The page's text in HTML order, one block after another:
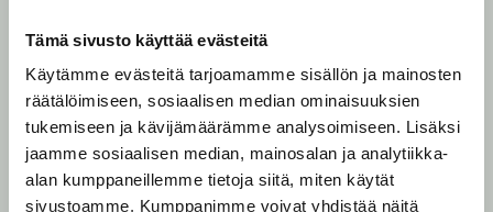
Tämä sivusto käyttää evästeitä
Käytämme evästeitä tarjoamamme sisällön ja mainosten
räätälöimiseen, sosiaalisen median ominaisuuksien
tukemiseen ja kävijämäärämme analysoimiseen. Lisäksi
jaamme sosiaalisen median, mainosalan ja analytiikka-
alan kumppaneillemme tietoja siitä, miten käytät
sivustoamme. Kumppanimme voivat yhdistää näitä
a
Paula Noronen,
Supermarsu
pelastaa silakat
Kannen
suunnittelija
Äänikirja
ISBN
97895204476
O
p
e
Lataa